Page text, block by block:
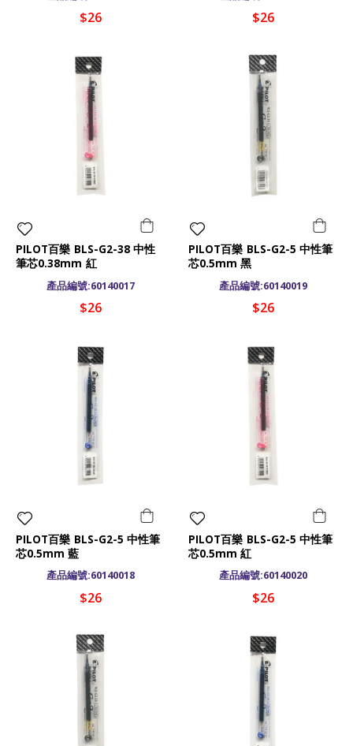
$26 $26
PILOT百樂 BLS-G2-38 中性
筆芯0.38mm 紅
產品編號:60140017
$26
PILOT百樂 BLS-G2-5 中性筆
芯0.5mm 黑
產品編號:60140019
$26
PILOT百樂 BLS-G2-5 中性筆
芯0.5mm 藍
產品編號:60140018
$26
PILOT百樂 BLS-G2-5 中性筆
芯0.5mm 紅
產品編號:60140020
$26